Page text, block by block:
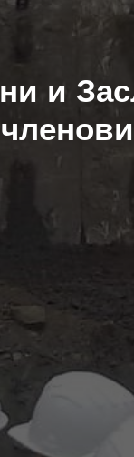
и
членови